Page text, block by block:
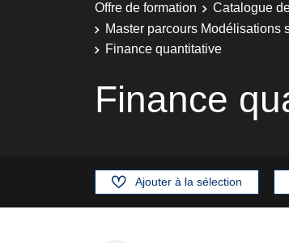
Offre de formation Catalogue
Master parcours Modélisations
Finance quantitative
Finance
Ajouter à la sélection